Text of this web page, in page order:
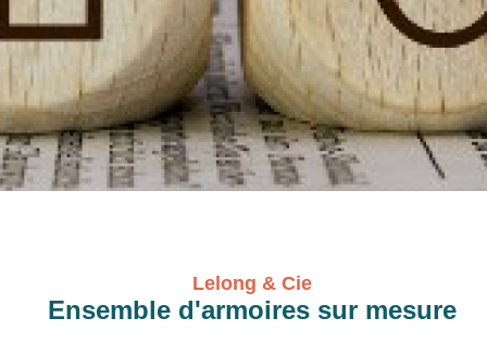
Lelong & Cie
Ensemble d'armoires sur mesure